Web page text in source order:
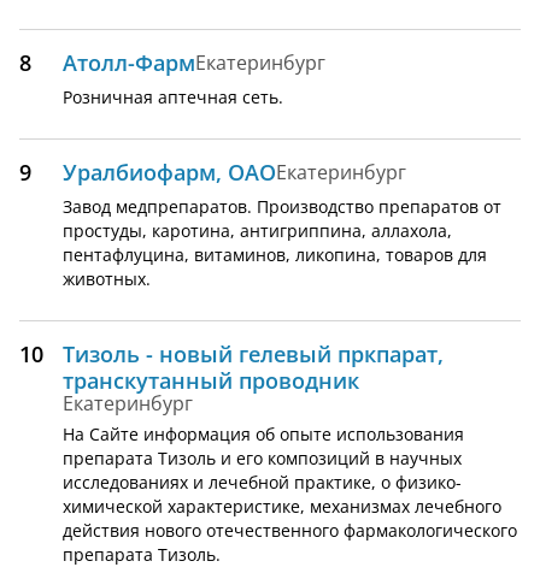
8 Атолл-ФармЕкатеринбург
Розничная аптечная сеть.
9 Уралбиофарм, ОАОЕкатеринбург
Завод медпрепаратов. Производство препаратов от
простуды, каротина, антигриппина, аллахола,
пентафлуцина, витаминов, ликопина, товаров для
животных.
10
Тизоль - новый гелевый пркпарат,
транскутанный проводник
Екатеринбург
На Сайте информация об опыте использования
препарата Тизоль и его композиций в научных
исследованиях и лечебной практике, о физико-
химической характеристике, механизмах лечебного
действия нового отечественного фармакологического
препарата Тизоль.